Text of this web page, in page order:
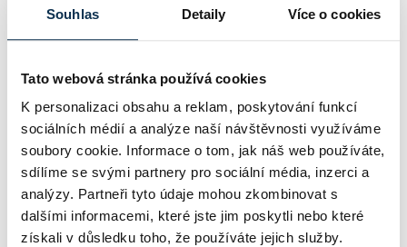
Souhlas Detaily Více o cookies
Tato webová stránka používá cookies
K personalizaci obsahu a reklam, poskytování funkcí
sociálních médií a analýze naší návštěvnosti využíváme
soubory cookie. Informace o tom, jak náš web používáte,
sdílíme se svými partnery pro sociální média, inzerci a
analýzy. Partneři tyto údaje mohou zkombinovat s
dalšími informacemi, které jste jim poskytli nebo které
získali v důsledku toho, že používáte jejich služby.
bankovního trhu. Na jedné straně jí podle zadaného rámce
klesl zisk na 8,5 miliardy korun, na druhé ale dál výrazně